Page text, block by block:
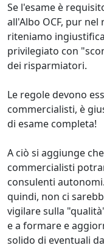
Se l'esame è
all'Albo OCF, pur
riteniamo
privilegiato con
dei risparmiatori.
Le regole devono
commercialisti, è
di esame completa!
A ciò si aggiunge
commercialisti
consulenti
quindi, non ci
vigilare sulla
e a formare e
solido di eventuali